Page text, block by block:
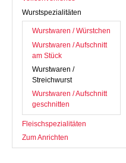
Wurstspezialitäten
Wurstwaren / Würstchen
Wurstwaren / Aufschnitt
am Stück
Wurstwaren /
Streichwurst
Wurstwaren / Aufschnitt
geschnitten
Fleischspezialitäten
Zum Anrichten